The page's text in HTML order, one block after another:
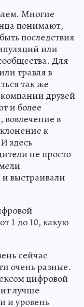
Многие
понимают,
последствия
или
Для
травля в
так же
друзей
и более
вовлечение в
к
здесь
не просто
и выстраивали
1 до 10, какую
сейчас
очень разные.
цифровой
лучше
и уровень